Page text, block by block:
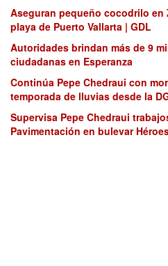
Aseguran pequeño cocodrilo
playa de Puerto Vallarta | GDL
Autoridades brindan más de 9
ciudadanas en Esperanza
Continúa Pepe Chedraui con
temporada de lluvias desde la
Supervisa Pepe Chedraui
Pavimentación en bulevar